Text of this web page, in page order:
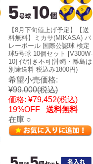
【8月下旬値上げ予定】【送
料無料】ミカサ(MIKASA) バ
レーボール 国際公認球 検定
球5号球 10個セット [V300W-
10] 代引き不可(沖縄・離島は
別途送料 税込み1800円)
希望小売価格:
¥99,000(税込)
価格: ¥79,452(税込)
19%OFF
送料無料
在庫 ○